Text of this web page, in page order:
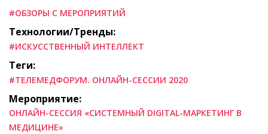
#ОБЗОРЫ С МЕРОПРИЯТИЙ
Технологии/Тренды:
#ИСКУССТВЕННЫЙ ИНТЕЛЛЕКТ
Теги:
#ТЕЛЕМЕДФОРУМ. ОНЛАЙН-СЕССИИ 2020
Мероприятие:
ОНЛАЙН-СЕССИЯ «СИСТЕМНЫЙ DIGITAL-МАРКЕТИНГ В
МЕДИЦИНЕ»